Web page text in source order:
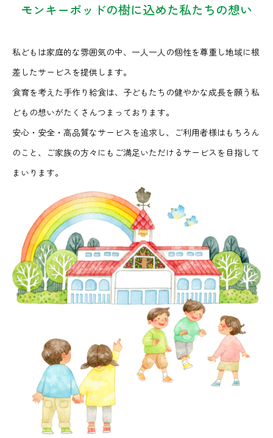
モンキーポッドの樹に込めた私たちの想い
私どもは家庭的な雰囲気の中、一人一人の個性を尊重し地域に根
差したサービスを提供します。
食育を考えた手作り給食は、子どもたちの健やかな成長を願う私
どもの想いがたくさんつまっております。
安心・安全・高品質なサービスを追求し、ご利用者様はもちろん
のこと、ご家族の方々にもご満足いただけるサービスを目指して
まいります。